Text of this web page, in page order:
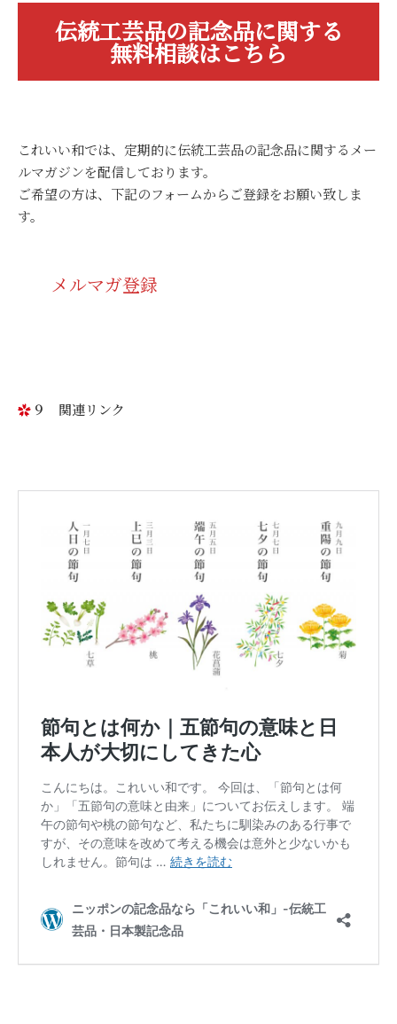
伝統工芸品の記念品に関する
無料相談はこちら
これいい和では、定期的に伝統工芸品の記念品に関するメー
ルマガジンを配信しております。
ご希望の方は、下記のフォームからご登録をお願い致しま
す。
メルマガ登録
９ 関連リンク